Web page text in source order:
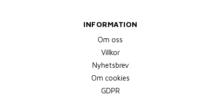
INFORMATION
Om oss
Villkor
Nyhetsbrev
Om cookies
GDPR